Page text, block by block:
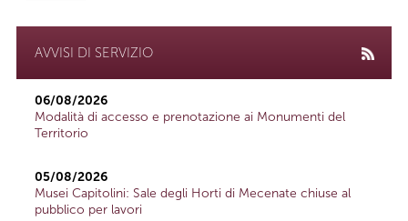
AVVISI DI SERVIZIO
06/08/2026
Modalità di accesso e prenotazione ai Monumenti del
Territorio
05/08/2026
Musei Capitolini: Sale degli Horti di Mecenate chiuse al
pubblico per lavori